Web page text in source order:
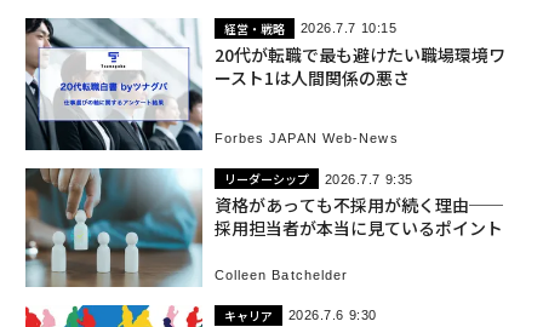
経営・戦略 2026.7.7 10:15
20代が転職で最も避けたい職場環境ワ
ースト1は人間関係の悪さ
Forbes JAPAN Web-News
リーダーシップ 2026.7.7 9:35
資格があっても不採用が続く理由──
採用担当者が本当に見ているポイント
Colleen Batchelder
キャリア 2026.7.6 9:30